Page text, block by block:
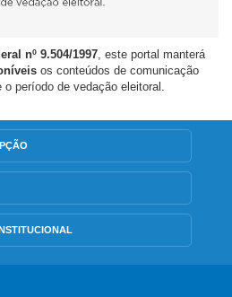
nº 9.504/1997, este portal manterá
os conteúdos de comunicação
o período de vedação eleitoral.